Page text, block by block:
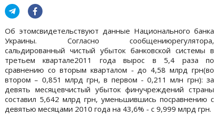
Об этомсвидетельствуют данные Национального банка
Украины. Согласно сообщениюрегулятора,
сальдированный чистый убыток банковской системы в
третьем квартале2011 года вырос в 5,4 раза по
сравнению со вторым кварталом - до 4,58 млрд грн(во
втором – 0,851 млрд грн, в первом - 0,211 млн грн): за
девять месяцевчистый убыток финучреждений страны
составил 5,642 млрд грн, уменьшившись посравнению с
девятью месяцами 2010 года на 43,6% - с 9,999 млрд грн.